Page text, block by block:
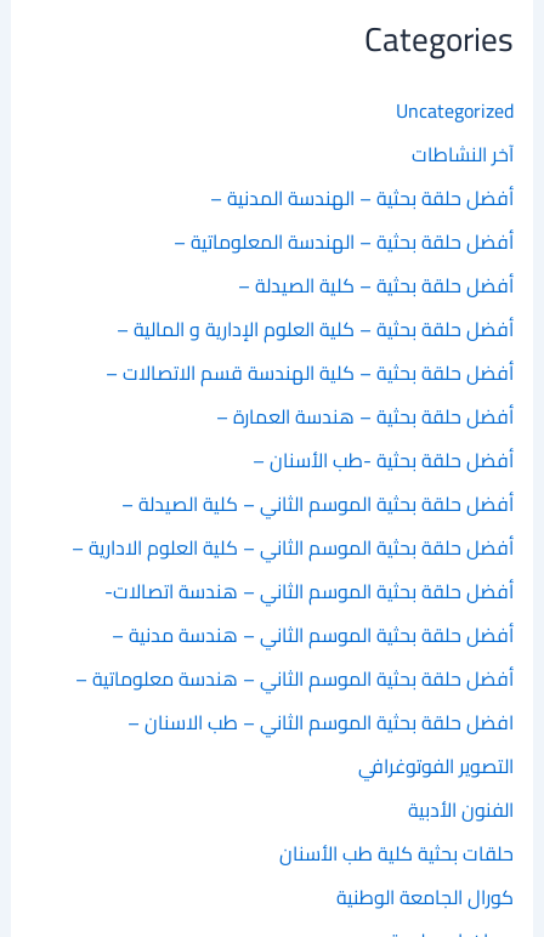
Categories
Uncategorized
آخر النشاطات
أفضل حلقة بحثية – الهندسة المدنية –
أفضل حلقة بحثية – الهندسة المعلوماتية –
أفضل حلقة بحثية – كلية الصيدلة –
أفضل حلقة بحثية – كلية العلوم الإدارية و المالية –
أفضل حلقة بحثية – كلية الهندسة قسم الاتصالات –
أفضل حلقة بحثية – هندسة العمارة –
أفضل حلقة بحثية -طب الأسنان –
أفضل حلقة بحثية الموسم الثاني – كلية الصيدلة –
أفضل حلقة بحثية الموسم الثاني – كلية العلوم الادارية –
أفضل حلقة بحثية الموسم الثاني – هندسة اتصالات-
أفضل حلقة بحثية الموسم الثاني – هندسة مدنية –
أفضل حلقة بحثية الموسم الثاني – هندسة معلوماتية –
افضل حلقة بحثية الموسم الثاني – طب الاسنان –
التصوير الفوتوغرافي
الفنون الأدبية
حلقات بحثية كلية طب الأسنان
كورال الجامعة الوطنية